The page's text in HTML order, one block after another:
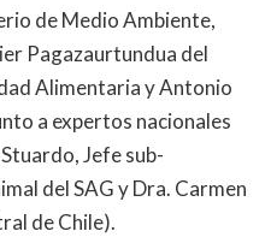
de Medio Ambiente,
Pagazaurtundua del
Alimentaria y Antonio
a expertos nacionales
Jefe sub-
del SAG y Dra. Carmen
de Chile).